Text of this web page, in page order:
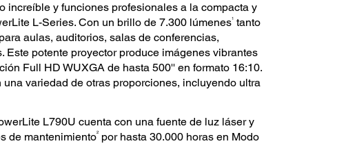
increíble y funciones profesionales a la compacta y
L-Series. Con un brillo de 7.300 lúmenes1tanto
aulas, auditorios, salas de conferencias,
Este potente proyector produce imágenes vibrantes
Full HD WUXGA de hasta 500'' en formato 16:10.
variedad de otras proporciones, incluyendo ultra
L790U cuenta con una fuente de luz láser y
de mantenimiento2por hasta 30.000 horas en Modo